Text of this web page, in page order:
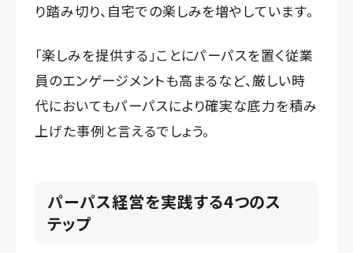
り踏み切り、自宅での楽しみを増やしています。
「楽しみを提供する」ことにパーパスを置く従業
員のエンゲージメントも高まるなど、厳しい時
代においてもパーパスにより確実な底力を積み
上げた事例と言えるでしょう。
パーパス経営を実践する4つのス
テップ